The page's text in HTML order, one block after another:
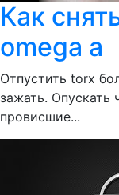
Как
omega a
Отпустить torx
зажать. Опускать
провисшие...